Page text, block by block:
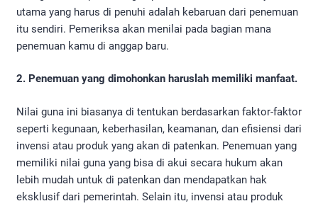
utama yang harus di penuhi adalah kebaruan dari penemuan
itu sendiri. Pemeriksa akan menilai pada bagian mana
penemuan kamu di anggap baru.
2. Penemuan yang dimohonkan haruslah memiliki manfaat.
Nilai guna ini biasanya di tentukan berdasarkan faktor-faktor
seperti kegunaan, keberhasilan, keamanan, dan efisiensi dari
invensi atau produk yang akan di patenkan. Penemuan yang
memiliki nilai guna yang bisa di akui secara hukum akan
lebih mudah untuk di patenkan dan mendapatkan hak
eksklusif dari pemerintah. Selain itu, invensi atau produk